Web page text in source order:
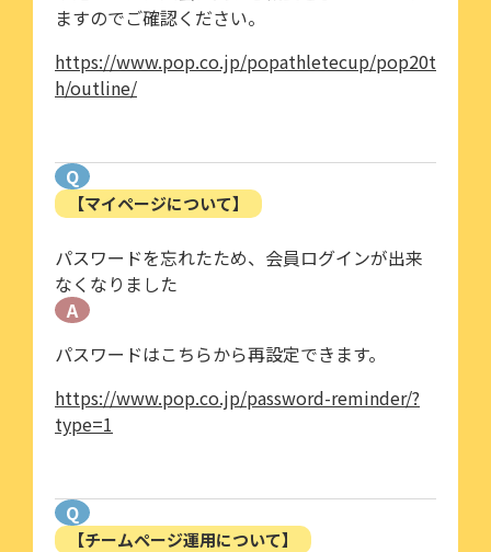
ますのでご確認ください。
https://www.pop.co.jp/popathletecup/pop20t
h/outline/
Q
【マイページについて】
パスワードを忘れたため、会員ログインが出来
なくなりました
A
パスワードはこちらから再設定できます。
https://www.pop.co.jp/password-reminder/?
type=1
Q
【チームページ運用について】